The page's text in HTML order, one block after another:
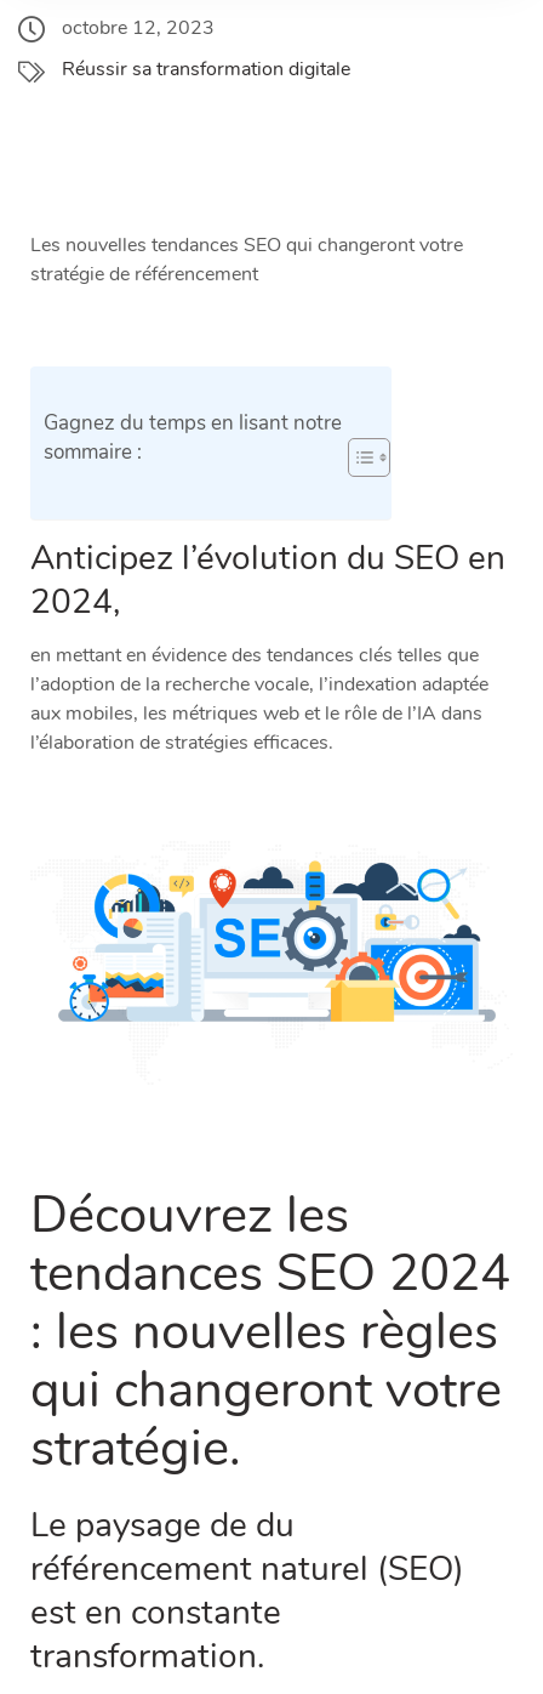
octobre 12, 2023
Réussir sa transformation digitale
Les nouvelles tendances SEO qui changeront votre
stratégie de référencement
Gagnez du temps en lisant notre
sommaire :
Anticipez l’évolution du SEO en
2024,
en mettant en évidence des tendances clés telles que
l’adoption de la recherche vocale, l’indexation adaptée
aux mobiles, les métriques web et le rôle de l’IA dans
l’élaboration de stratégies efficaces.
Découvrez les
tendances SEO 2024
: les nouvelles règles
qui changeront votre
stratégie.
Le paysage de du
référencement naturel (SEO)
est en constante
transformation.